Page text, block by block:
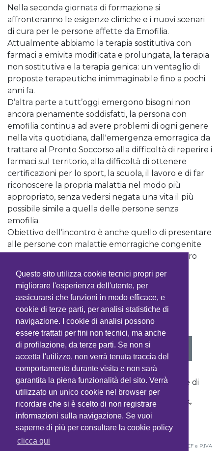
Questo sito utilizza cookie tecnici propri per
migliorare l'esperienza dell'utente, per
assicurarsi che funzioni in modo efficace, e
cookie di terze parti, per analisi statistiche di
navigazione. I cookie di analisi possono
essere trattati per fini non tecnici, ma anche
di profilazione, da terze parti. Se non si
accetta l'utilizzo, non verrà tenuta traccia del
comportamento durante visita e non sarà
garantita la piena funzionalità del sito. Verrà
utilizzato un unico cookie nel browser per
ricordare che si è scelto di non registrare
informazioni sulla navigazione. Se vuoi
saperne di più per consultare la cookie policy
clicca qui
Nella seconda giornata di formazione si
affronteranno le esigenze cliniche e i nuovi scenari
di cura per le persone affette da Emofilia.
Attualmente abbiamo la terapia sostitutiva con
farmaci a emivita modificata e prolungata, la terapia
non sostitutiva e la terapia genica: un ventaglio di
proposte terapeutiche inimmaginabile fino a pochi
anni fa.
D’altra parte a tutt’oggi emergono bisogni non
ancora pienamente soddisfatti, la persona con
emofilia continua ad avere problemi di ogni genere
nella vita quotidiana, dall'emergenza emorragica da
trattare al Pronto Soccorso alla difficoltà di reperire i
farmaci sul territorio, alla difficoltà di ottenere
certificazioni per lo sport, la scuola, il lavoro e di far
riconoscere la propria malattia nel modo più
appropriato, senza vedersi negata una vita il più
possibile simile a quella delle persone senza
emofilia.
Obiettivo dell’incontro è anche quello di presentare
alle persone con malattie emorragiche congenite
ed alle loro famiglie lo stato dell’arte ed il futuro
l’avanzamento scientifico e tecnologico.
VEDI PROGRAMMA
Con la sponsorizzazione non condizionante di
©2026CTP Srl- Società unipersonale - Corso Sempione 44 - 20154 Milano • CF e P.IVA